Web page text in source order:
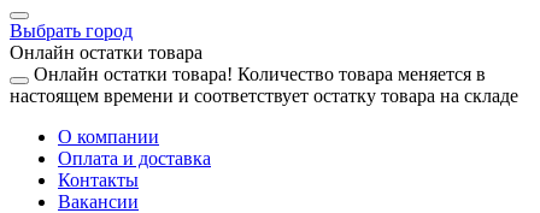
Выбрать город
Онлайн остатки товара
Онлайн остатки товара! Количество товара меняется в
настоящем времени и соответствует остатку товара на складе
О компании
Оплата и доставка
Контакты
Вакансии